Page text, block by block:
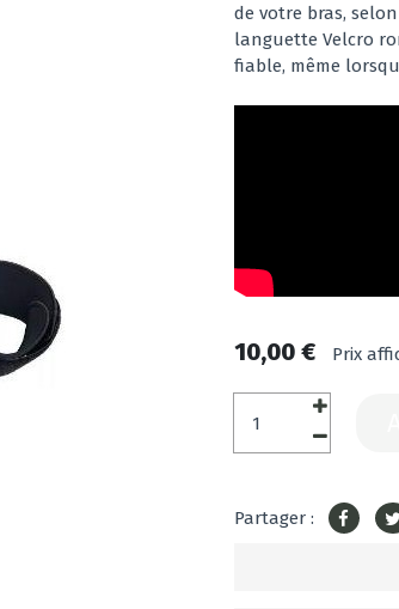
de votre bras,
languette Velcro
fiable, même
10,00 € Prix
Partager :